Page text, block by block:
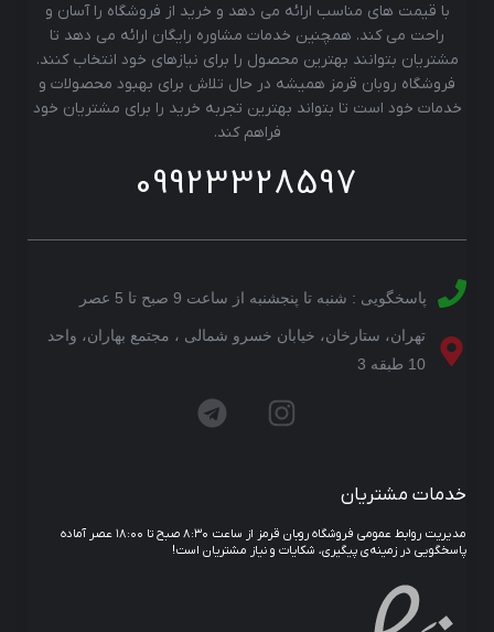
با قیمت های مناسب ارائه می دهد و خرید از فروشگاه را آسان و
راحت می کند. همچنین خدمات مشاوره رایگان ارائه می دهد تا
مشتریان بتوانند بهترین محصول را برای نیازهای خود انتخاب کنند.
فروشگاه روبان قرمز همیشه در حال تلاش برای بهبود محصولات و
خدمات خود است تا بتواند بهترین تجربه خرید را برای مشتریان خود
فراهم کند.
09923328597
پاسخگویی : شنبه تا پنجشنبه از ساعت 9 صبح تا 5 عصر
تهران، ستارخان، خیابان خسرو شمالی ، مجتمع بهاران، واحد
10 طبقه 3
خدمات مشتریان
مدیریت روابط عمومی فروشگاه روبان قرمز از ساعت ۸:۳۰ صبح تا ۱۸:۰۰ عصر آماده
پاسخگویی در زمینه‌ی پیگیری، شکایات و نیاز مشتریان است!